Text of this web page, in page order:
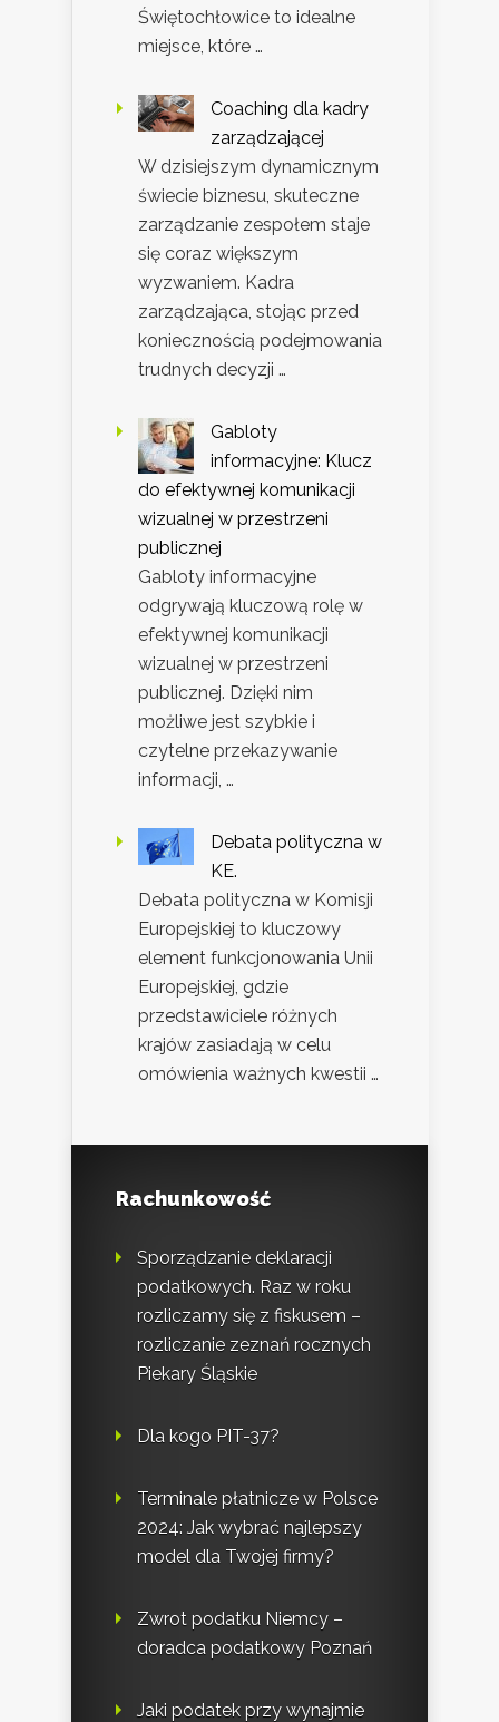
Świętochłowice to idealne
miejsce, które …
Coaching dla kadry
zarządzającej
W dzisiejszym dynamicznym
świecie biznesu, skuteczne
zarządzanie zespołem staje
się coraz większym
wyzwaniem. Kadra
zarządzająca, stojąc przed
koniecznością podejmowania
trudnych decyzji …
Gabloty
informacyjne: Klucz
do efektywnej komunikacji
wizualnej w przestrzeni
publicznej
Gabloty informacyjne
odgrywają kluczową rolę w
efektywnej komunikacji
wizualnej w przestrzeni
publicznej. Dzięki nim
możliwe jest szybkie i
czytelne przekazywanie
informacji, …
Debata polityczna w
KE.
Debata polityczna w Komisji
Europejskiej to kluczowy
element funkcjonowania Unii
Europejskiej, gdzie
przedstawiciele różnych
krajów zasiadają w celu
omówienia ważnych kwestii …
Rachunkowość
Sporządzanie deklaracji
podatkowych. Raz w roku
rozliczamy się z fiskusem –
rozliczanie zeznań rocznych
Piekary Śląskie
Dla kogo PIT-37?
Terminale płatnicze w Polsce
2024: Jak wybrać najlepszy
model dla Twojej firmy?
Zwrot podatku Niemcy –
doradca podatkowy Poznań
Jaki podatek przy wynajmie